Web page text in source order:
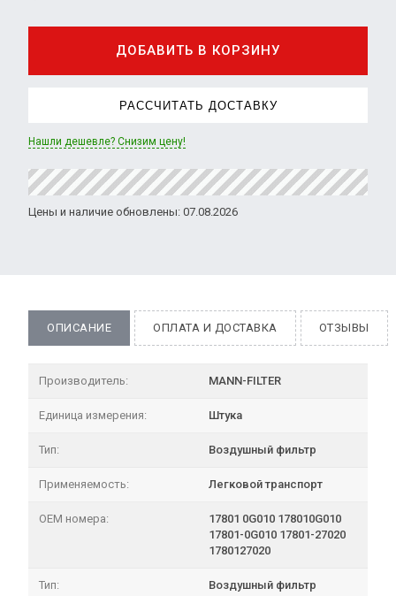
ДОБАВИТЬ В КОРЗИНУ
РАССЧИТАТЬ ДОСТАВКУ
Нашли дешевле? Снизим цену!
Цены и наличие обновлены: 07.08.2026
ОПИСАНИЕ ОПЛАТА И ДОСТАВКА ОТЗЫВЫ
Производитель: MANN-FILTER
Единица измерения: Штука
Тип: Воздушный фильтр
Применяемость: Легковой транспорт
OEM номера:
17801 0G010 178010G010
17801-0G010 17801-27020
1780127020
Тип: Воздушный фильтр